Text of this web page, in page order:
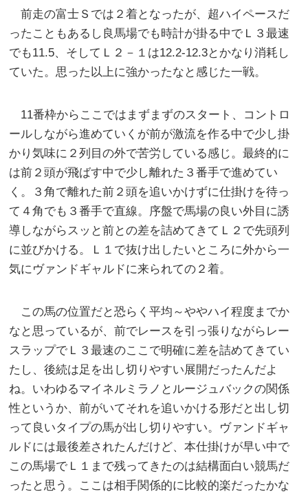
前走の富士Ｓでは２着となったが、超ハイペースだ
ったこともあるし良馬場でも時計が掛る中でＬ３最速
でも11.5、そしてＬ２－１は12.2-12.3とかなり消耗し
ていた。思った以上に強かったなと感じた一戦。
11番枠からここではまずまずのスタート、コントロ
ールしながら進めていくが前が激流を作る中で少し掛
かり気味に２列目の外で苦労している感じ。最終的に
は前２頭が飛ばす中で少し離れた３番手で進めてい
く。３角で離れた前２頭を追いかけずに仕掛けを待っ
て４角でも３番手で直線。序盤で馬場の良い外目に誘
導しながらスッと前との差を詰めてきてＬ２で先頭列
に並びかける。Ｌ１で抜け出したいところに外から一
気にヴァンドギャルドに来られての２着。
この馬の位置だと恐らく平均～ややハイ程度までか
なと思っているが、前でレースを引っ張りながらレー
スラップでＬ３最速のここで明確に差を詰めてきてい
たし、後続は足を出し切りやすい展開だったんだよ
ね。いわゆるマイネルミラノとルージュバックの関係
性というか、前がいてそれを追いかける形だと出し切
って良いタイプの馬が出し切りやすい。ヴァンドギャ
ルドには最後差されたんだけど、本仕掛けが早い中で
この馬場でＬ１まで残ってきたのは結構面白い競馬だ
ったと思う。ここは相手関係的に比較的楽だったかな